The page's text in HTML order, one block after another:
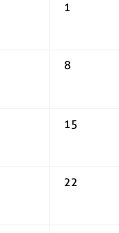
1
8
15
22